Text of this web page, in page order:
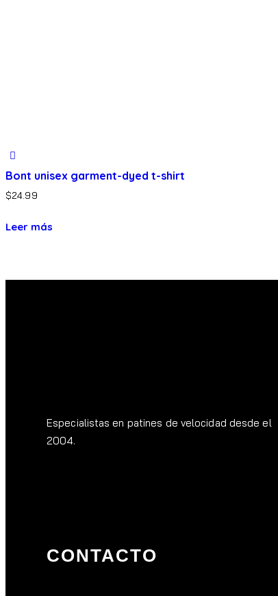
Bont unisex garment-dyed t-shirt
$24.99
Leer más
Especialistas en patines de velocidad desde el
2004.
CONTACTO